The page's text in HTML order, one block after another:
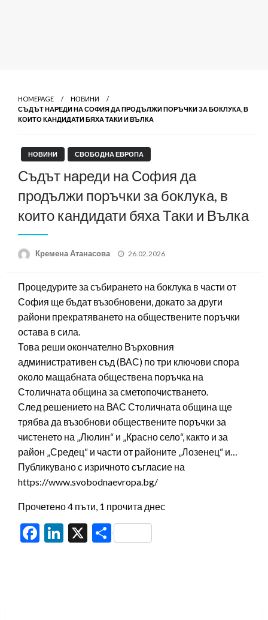
HOMEPAGE
НОВИНИ
СЪДЪТ НАРЕДИ НА СОФИЯ ДА ПРОДЪЛЖИ ПОРЪЧКИ ЗА БОКЛУКА, В
КОИТО КАНДИДАТИ БЯХА ТАКИ И ВЪЛКА
НОВИНИ СВОБОДНА ЕВРОПА
Съдът нареди на София да
продължи поръчки за боклука, в
които кандидати бяха Таки и Вълка
Кремена Атанасова
Posted
26.02.2026
Процедурите за събирането на боклука в части от
София ще бъдат възобновени, докато за други
райони прекратяването на обществените поръчки
остава в сила.
Това реши окончателно Върховния
административен съд (ВАС) по три ключови спора
около мащабната обществена поръчка на
Столичната община за сметопочистването.
След решението на ВАС Столичната община ще
трябва да възобнови обществените поръчки за
чистенето на „Люлин“ и „Красно село“, както и за
район „Средец“ и части от районите „Лозенец“ и…
Публикувано с изричното съгласие на
https://www.svobodnaevropa.bg/
Прочетено 4 пъти, 1 прочита днес
Facebook
LinkedIn
X Share